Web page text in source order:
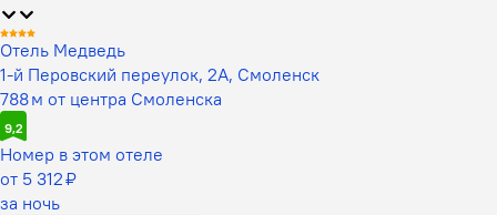
Отель Медведь
1-й Перовский переулок, 2А, Смоленск
788 м от центра Смоленска
9,2
Номер в этом отеле
от 5 312 ₽
за ночь